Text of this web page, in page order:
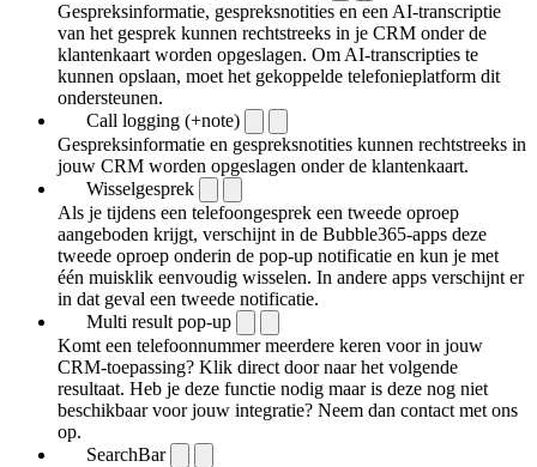
Gespreksinformatie, gespreksnotities en een AI-transcriptie
van het gesprek kunnen rechtstreeks in je CRM onder de
klantenkaart worden opgeslagen. Om AI-transcripties te
kunnen opslaan, moet het gekoppelde telefonieplatform dit
ondersteunen.
Call logging (+note)
Gespreksinformatie en gespreksnotities kunnen rechtstreeks in
jouw CRM worden opgeslagen onder de klantenkaart.
Wisselgesprek
Als je tijdens een telefoongesprek een tweede oproep
aangeboden krijgt, verschijnt in de Bubble365-apps deze
tweede oproep onderin de pop-up notificatie en kun je met
één muisklik eenvoudig wisselen. In andere apps verschijnt er
in dat geval een tweede notificatie.
Multi result pop-up
Komt een telefoonnummer meerdere keren voor in jouw
CRM-toepassing? Klik direct door naar het volgende
resultaat. Heb je deze functie nodig maar is deze nog niet
beschikbaar voor jouw integratie? Neem dan contact met ons
op.
SearchBar